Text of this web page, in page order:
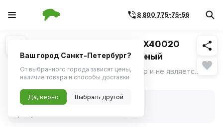
8 800 775-75-56
1/1 Похожие
Штампованные диски TREBL X40020
6.5x16/5x114.3 D67.1 ET35 Черный
Фото носит ознакомительный характер и не является определяющим фактором. ещё
Нет в наличии
Нет в наличии
Ваш город Санкт-Петербург?
От выбранного города зависят цены,
наличие товара и способы доставки
Да, верно Выбрать другой